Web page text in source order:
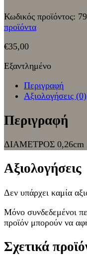
Κωδικός προϊόντος:
προϊόντα
€35,00
Εξαντλημένο
Περιγραφή
Αξιολογήσεις (0)
Περιγραφή
ΔΙΑΜΕΤΡΟΣ 0,26cm
Αξιολογήσεις
Δεν υπάρχει καμία
Μόνο συνδεδεμένοι
προϊόν μπορούν να
Σχετικά